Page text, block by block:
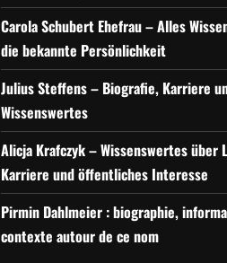
Carola Schubert Ehefrau – Alles
die bekannte Persönlichkeit
Julius Steffens – Biografie, Karriere
Wissenswertes
Alicja Krafczyk – Wissenswertes über
Karriere und öffentliches Interesse
Pirmin Dahlmeier : biographie,
contexte autour de ce nom